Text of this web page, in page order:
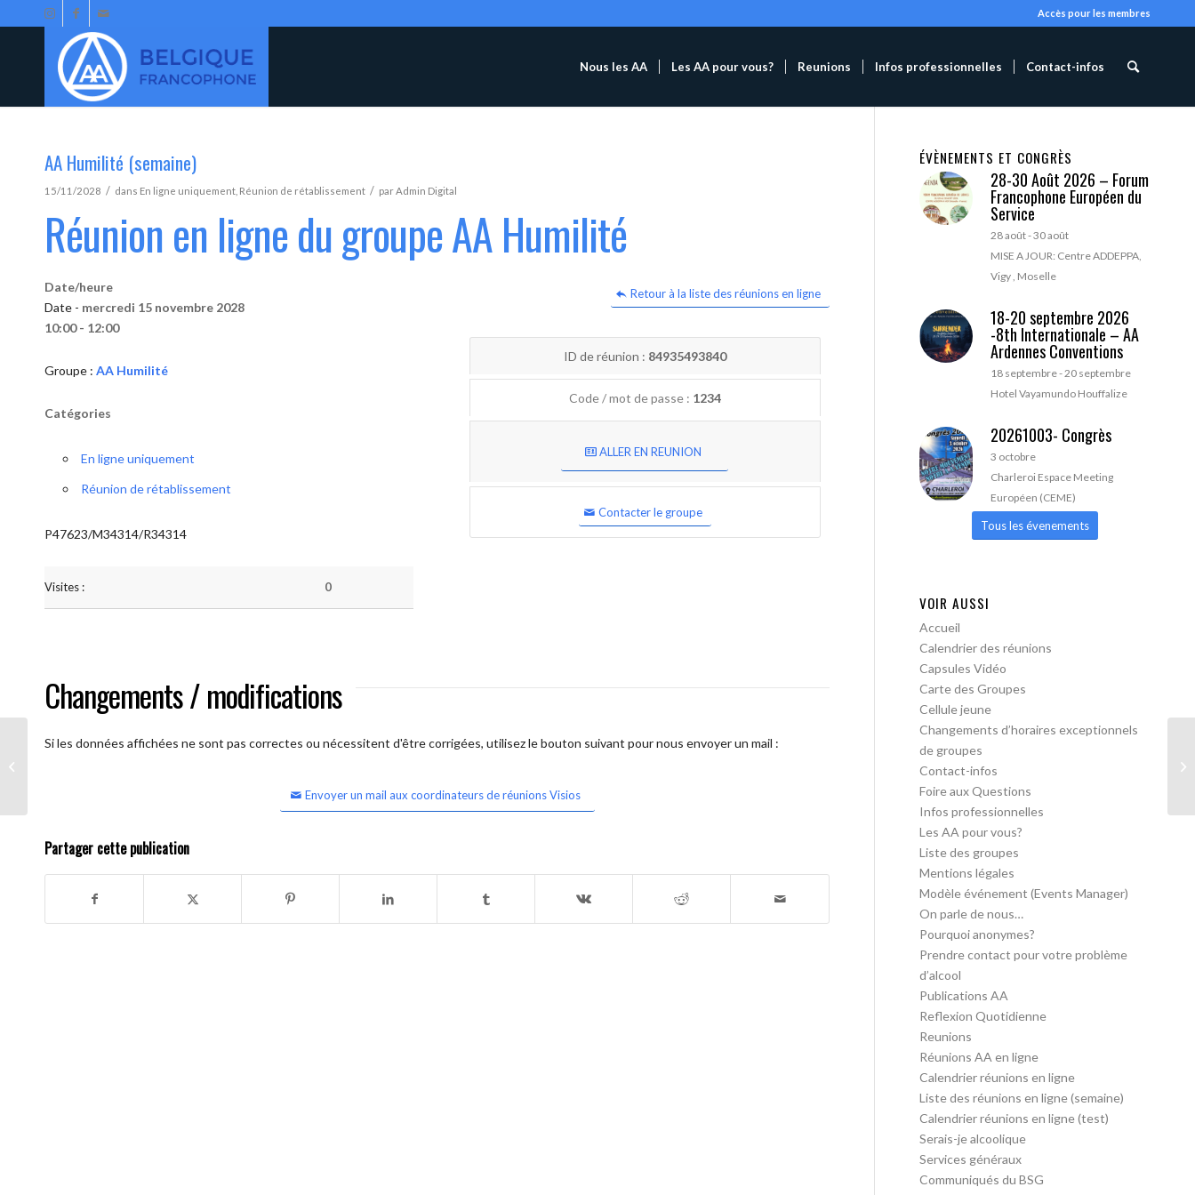
Accès pour les membres
Nous les AA Les AA pour vous? Reunions Infos professionnelles Contact-infos
AA Humilité (semaine)
15/11/2028 / dans En ligne uniquement Réunion de rétablissement / parAdmin Digital
Réunion en ligne du groupe AA Humilité
Retour à la liste des réunions en ligne
Date/heure
Date - mercredi 15 novembre 2028
10:00 - 12:00
Groupe : AA Humilité
Catégories
En ligne uniquement
Réunion de rétablissement
P47623/M34314/R34314
Visites : 0
ID de réunion : 84935493840
Code / mot de passe : 1234
ALLER EN REUNION
Contacter le groupe
Changements / modifications
Si les données affichées ne sont pas correctes ou nécessitent d'être corrigées, utilisez le bouton suivant pour nous envoyer un mail :
Envoyer un mail aux coordinateurs de réunions Visios
Partager cette publication
ÉVÈNEMENTS ET CONGRÈS
28-30 Août 2026 – Forum
Francophone Européen du
Service
28 août-30 août
MISE A JOUR: Centre ADDEPPA,
Vigy , Moselle
18-20 septembre 2026
-8th Internationale – AA
Ardennes Conventions
18 septembre-20 septembre
Hotel Vayamundo Houffalize
20261003- Congrès
3 octobre
Charleroi Espace Meeting
Européen (CEME)
Tous les évenements
VOIR AUSSI
Accueil
Calendrier des réunions
Capsules Vidéo
Carte des Groupes
Cellule jeune
Changements d’horaires exceptionnels
de groupes
Contact-infos
Foire aux Questions
Infos professionnelles
Les AA pour vous?
Liste des groupes
Mentions légales
Modèle événement (Events Manager)
On parle de nous…
Pourquoi anonymes?
Prendre contact pour votre problème
d’alcool
Publications AA
Reflexion Quotidienne
Reunions
Réunions AA en ligne
Calendrier réunions en ligne
Liste des réunions en ligne (semaine)
Calendrier réunions en ligne (test)
Serais-je alcoolique
Services généraux
Communiqués du BSG